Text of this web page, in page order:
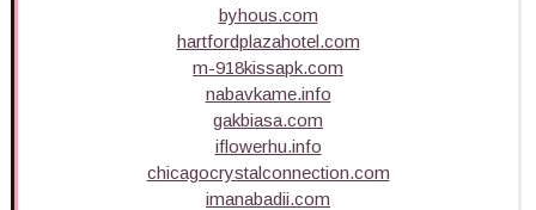
byhous.com
hartfordplazahotel.com
m-918kissapk.com
nabavkame.info
gakbiasa.com
iflowerhu.info
chicagocrystalconnection.com
imanabadii.com